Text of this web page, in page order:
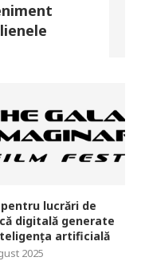
lucrări de
digitală generate
artificială
2025